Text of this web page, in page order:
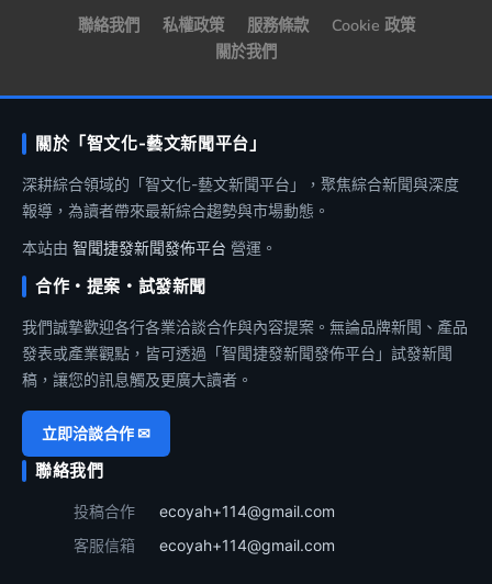
聯絡我們 私權政策 服務條款
Cookie 政策
關於我們
關於「智文化-藝文新聞平台」
深耕綜合領域的「智文化-藝文新聞平台」，聚焦綜合新聞與深度
報導，為讀者帶來最新綜合趨勢與市場動態。
本站由 智聞捷發新聞發佈平台 營運。
合作・提案・試發新聞
我們誠摯歡迎各行各業洽談合作與內容提案。無論品牌新聞、產品
發表或產業觀點，皆可透過「智聞捷發新聞發佈平台」試發新聞
稿，讓您的訊息觸及更廣大讀者。
立即洽談合作 ✉
聯絡我們
投稿合作
ecoyah+114@gmail.com
客服信箱
ecoyah+114@gmail.com